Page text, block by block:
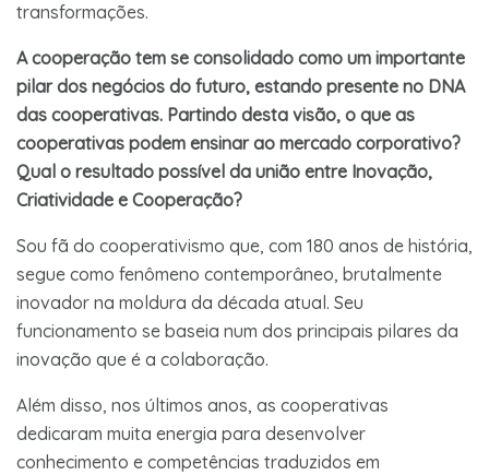
transformações.
A cooperação tem se consolidado como um importante
pilar dos negócios do futuro, estando presente no DNA
das cooperativas. Partindo desta visão, o que as
cooperativas podem ensinar ao mercado corporativo?
Qual o resultado possível da união entre Inovação,
Criatividade e Cooperação?
Sou fã do cooperativismo que, com 180 anos de história,
segue como fenômeno contemporâneo, brutalmente
inovador na moldura da década atual. Seu
funcionamento se baseia num dos principais pilares da
inovação que é a colaboração.
Além disso, nos últimos anos, as cooperativas
dedicaram muita energia para desenvolver
conhecimento e competências traduzidos em